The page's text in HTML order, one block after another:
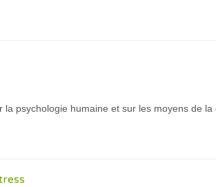
psychologie humaine et sur les moyens de la